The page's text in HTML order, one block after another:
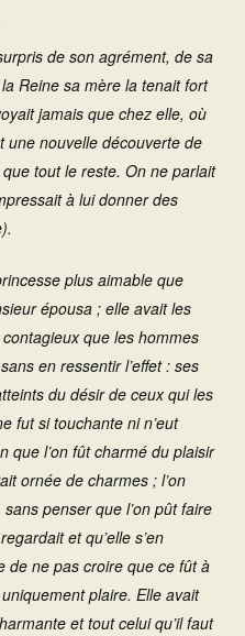
de son agrément, de sa
Reine sa mère la tenait fort
jamais que chez elle, où
une nouvelle découverte de
tout le reste. On ne parlait
à lui donner des
plus aimable que
épousa ; elle avait les
que les hommes
en ressentir l’effet : ses
du désir de ceux qui les
fut si touchante ni n’eut
que l’on fût charmé du plaisir
ornée de charmes ; l’on
penser que l’on pût faire
et qu’elle s’en
de ne pas croire que ce fût à
plaire. Elle avait
et tout celui qu’il faut